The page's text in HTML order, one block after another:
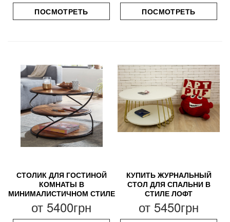
ПОСМОТРЕТЬ ПОСМОТРЕТЬ
СТОЛИК ДЛЯ ГОСТИНОЙ
КОМНАТЫ В
МИНИМАЛИСТИЧНОМ СТИЛЕ
от 5400грн
КУПИТЬ ЖУРНАЛЬНЫЙ
СТОЛ ДЛЯ СПАЛЬНИ В
СТИЛЕ ЛОФТ
от 5450грн